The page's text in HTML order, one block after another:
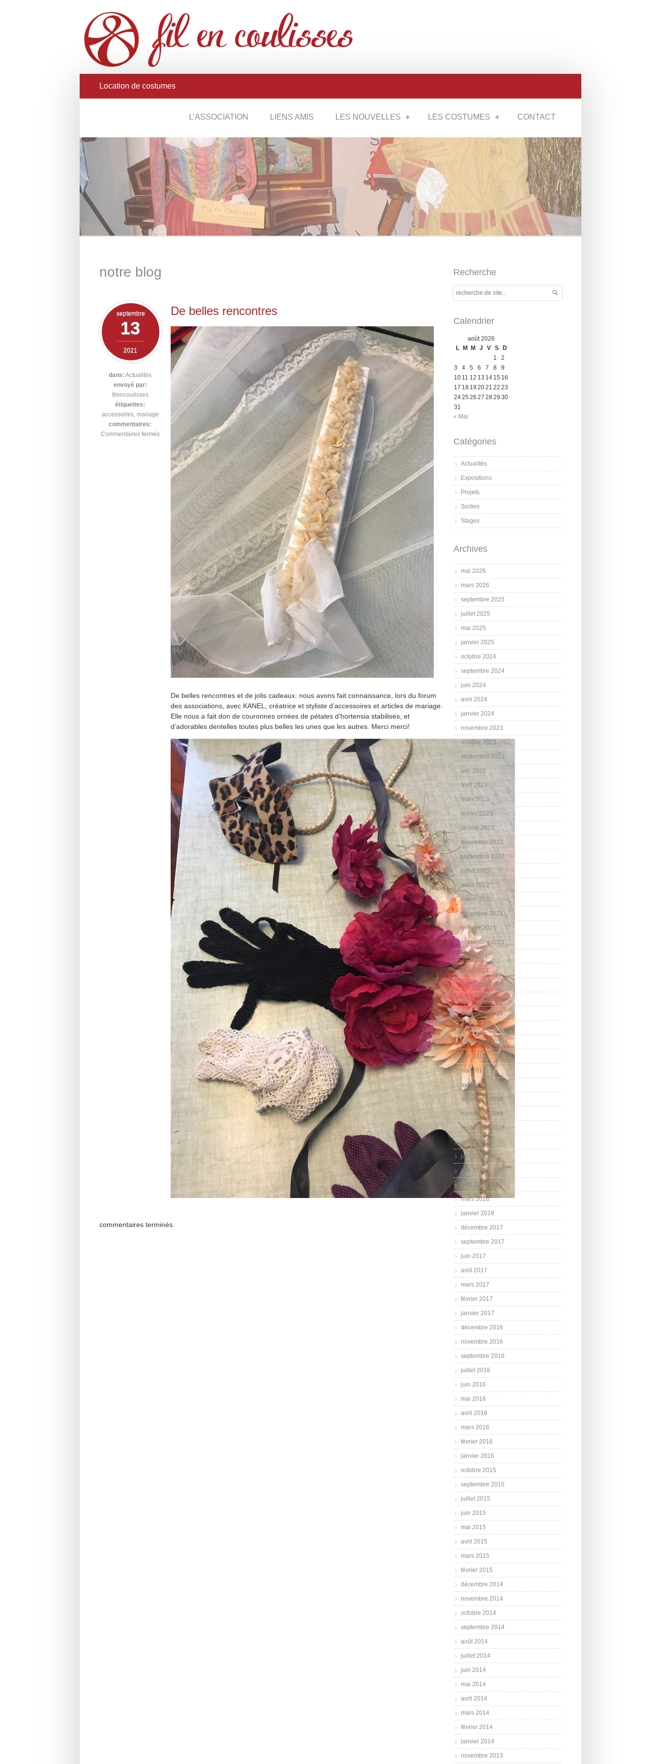
Location de costumes
L’ASSOCIATION LIENS AMIS LES NOUVELLES LES COSTUMES CONTACT
notre blog
septembre
13
2021
dans: Actualités
envoyé par:
filencoulisses
étiquettes:
accessoires, mariage
commentaires:
Commentaires fermés
De belles rencontres
De belles rencontres et de jolis cadeaux: nous avons fait connaissance, lors du forum
des associations, avec KANEL, créatrice et styliste d’accessoires et articles de mariage.
Elle nous a fait don de couronnes ornées de pétales d’hortensia stabilisés, et
d’adorables dentelles toutes plus belles les unes que les autres. Merci merci!
commentaires terminés.
Recherche
Calendrier
août 2026
L M M J V S D
1
2
3
4 5 6 7 8
9
10 11 12 13 14 15 16
17 18 19 2021 22 23
2425 26 27 2829 30
31
« Mai
Catégories
Actualités
Expositions
Projets
Sorties
Stages
Archives
mai 2026
mars 2026
septembre 2025
juillet 2025
mai 2025
janvier 2025
octobre 2024
septembre 2024
juin 2024
avril 2024
janvier 2024
novembre 2023
octobre 2023
septembre 2023
juin 2023
avril 2023
mars 2023
février 2023
janvier 2023
décembre 2022
septembre 2022
juillet 2022
mars 2022
février 2022
décembre 2021
octobre 2021
septembre 2021
août 2021
mars 2021
novembre 2020
janvier 2020
décembre 2019
octobre 2019
septembre 2019
juin 2019
mai 2019
avril 2019
décembre 2018
novembre 2018
septembre 2018
juillet 2018
juin 2018
mai 2018
avril 2018
mars 2018
janvier 2018
décembre 2017
septembre 2017
juin 2017
avril 2017
mars 2017
février 2017
janvier 2017
décembre 2016
novembre 2016
septembre 2016
juillet 2016
juin 2016
mai 2016
avril 2016
mars 2016
février 2016
janvier 2016
octobre 2015
septembre 2015
juillet 2015
juin 2015
mai 2015
avril 2015
mars 2015
février 2015
décembre 2014
novembre 2014
octobre 2014
septembre 2014
août 2014
juillet 2014
juin 2014
mai 2014
avril 2014
mars 2014
février 2014
janvier 2014
novembre 2013